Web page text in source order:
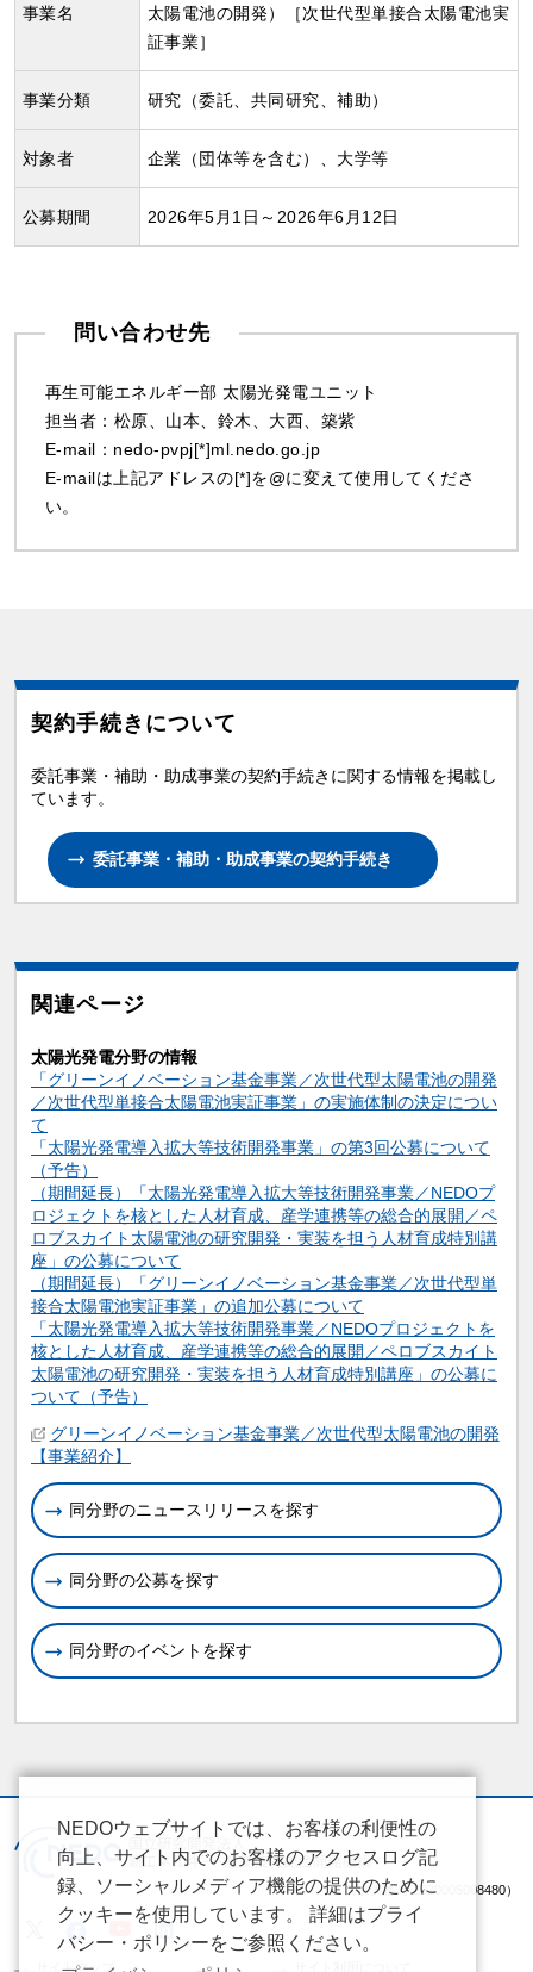
事業名
太陽電池の開発）［次世代型単接合太陽電池実
証事業］
事業分類 研究（委託、共同研究、補助）
対象者 企業（団体等を含む）、大学等
公募期間 2026年5月1日～2026年6月12日
問い合わせ先
再生可能エネルギー部 太陽光発電ユニット
担当者：松原、山本、鈴木、大西、築紫
E-mail：nedo-pvpj[*]ml.nedo.go.jp
E-mailは上記アドレスの[*]を@に変えて使用してくださ
い。
契約手続きについて
委託事業・補助・助成事業の契約手続きに関する情報を掲載し
ています。
委託事業・補助・助成事業の契約手続き
関連ページ
太陽光発電分野の情報
「グリーンイノベーション基金事業／次世代型太陽電池の開発
／次世代型単接合太陽電池実証事業」の実施体制の決定につい
て
「太陽光発電導入拡大等技術開発事業」の第3回公募について
（予告）
（期間延長）「太陽光発電導入拡大等技術開発事業／NEDOプ
ロジェクトを核とした人材育成、産学連携等の総合的展開／ペ
ロブスカイト太陽電池の研究開発・実装を担う人材育成特別講
座」の公募について
（期間延長）「グリーンイノベーション基金事業／次世代型単
接合太陽電池実証事業」の追加公募について
「太陽光発電導入拡大等技術開発事業／NEDOプロジェクトを
核とした人材育成、産学連携等の総合的展開／ペロブスカイト
太陽電池の研究開発・実装を担う人材育成特別講座」の公募に
ついて（予告）
関連情報
グリーンイノベーション基金事業／次世代型太陽電池の開発
【事業紹介】
同分野のニュースリリースを探す
同分野の公募を探す
同分野のイベントを探す
（法人番号 2020005008480）
サイトマップ
NEDOウェブサイトでは、お客様の利便性の
向上、サイト内でのお客様のアクセスログ記
録、ソーシャルメディア機能の提供のために
クッキーを使用しています。 詳細はプライ
バシー・ポリシーをご参照ください。